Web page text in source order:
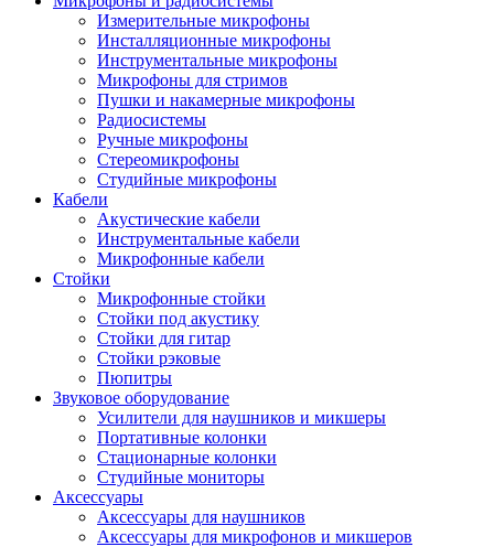
Измерительные микрофоны
Инсталляционные микрофоны
Инструментальные микрофоны
Микрофоны для стримов
Пушки и накамерные микрофоны
Радиосистемы
Ручные микрофоны
Стереомикрофоны
Студийные микрофоны
Кабели
Акустические кабели
Инструментальные кабели
Микрофонные кабели
Стойки
Микрофонные стойки
Стойки под акустику
Стойки для гитар
Стойки рэковые
Пюпитры
Звуковое оборудование
Усилители для наушников и микшеры
Портативные колонки
Стационарные колонки
Студийные мониторы
Аксессуары
Аксессуары для наушников
Аксессуары для микрофонов и микшеров